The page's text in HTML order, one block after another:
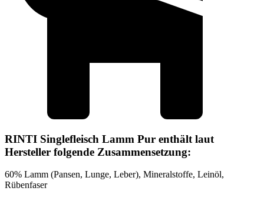
RINTI Singlefleisch Lamm Pur enthält laut
Hersteller folgende Zusammensetzung:
60% Lamm (Pansen, Lunge, Leber), Mineralstoffe, Leinöl,
Rübenfaser